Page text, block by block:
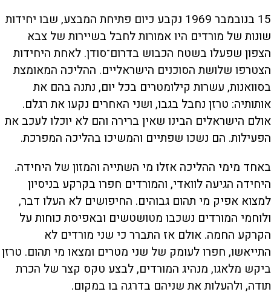
15 בנובמבר 1969 נקבע כיום פתיחת המבצע, שבו יחידות
שונות של מורדים היו אמורות לחבל בשיירות של צבא
הצפון שפעלו בשטח הכבוש בדרום־סודן. לאחת היחידות
הצטרפו שלושת הסוכנים הישראליים. ההליכה המאומצת
בסוואנות, עשרות קילומטרים בכל יום, נתנה בהם את
אותותיה: טרזן נחבל בגבו, ושני האחרים נקעו את רגלם.
אולם הישראלים הבינו שאין ברירה והם לא יוכלו לעכב את
הפעילות. הם נשכו שפתיים והמשיכו בהליכה המפרכת.
באחד מימי ההליכה אזלו מי השתייה והמזון של היחידה.
היחידה הגיעה לוואדי, והמורדים חפרו בקרקע בניסיון
למצוא אפיק מי תהום גבוהים. החיפושים לא העלו דבר,
ולוחמי המורדים נשכבו מטושטשים ובאפיסת כוחות על
הקרקע החמה. אולם אז התברר כי שני מורדים לא
התייאשו, חפרו לעומק של שני מטרים ומצאו מי תהום. טרזן
ביקש מלאגו, מנהיג המורדים, לבצע טקס קצר של הכרת
תודה, ולהעלות את שניהם בדרגה בו במקום.